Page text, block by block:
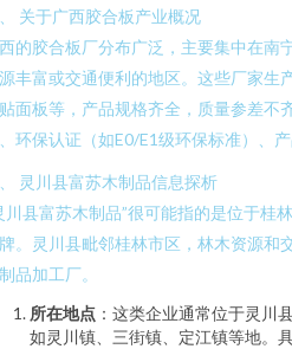
关于广西胶合板产业概况
的胶合板厂分布广泛，主要集中在南
丰富或交通便利的地区。这些厂家生
面板等，产品规格齐全，质量参差不
环保认证（如E0/E1级环保标准）、
灵川县富苏木制品信息探析
川县富苏木制品”很可能指的是位于桂
。灵川县毗邻桂林市区，林木资源和
品加工厂。
所在地点 ：这类企业通常位于灵川
如灵川镇、三街镇、定江镇等地。